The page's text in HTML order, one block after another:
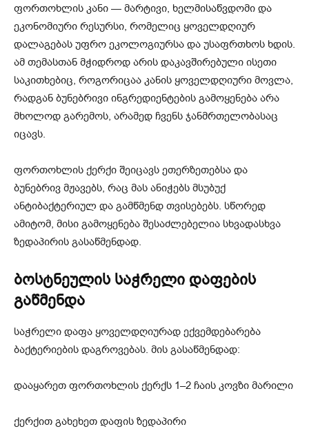
ფორთოხლის კანი — მარტივი, ხელმისაწვდომი და
ეკონომიური რესურსი, რომელიც ყოველდღიურ
დალაგებას უფრო ეკოლოგიურსა და უსაფრთხოს ხდის.
ამ თემასთან მჭიდროდ არის დაკავშირებული ისეთი
საკითხებიც, როგორიცაა კანის ყოველდღიური მოვლა,
რადგან ბუნებრივი ინგრედიენტების გამოყენება არა
მხოლოდ გარემოს, არამედ ჩვენს ჯანმრთელობასაც
იცავს.
ფორთოხლის ქერქი შეიცავს ეთერზეთებსა და
ბუნებრივ მჟავებს, რაც მას ანიჭებს მსუბუქ
ანტიბაქტერიულ და გამწმენდ თვისებებს. სწორედ
ამიტომ, მისი გამოყენება შესაძლებელია სხვადასხვა
ზედაპირის გასაწმენდად.
ბოსტნეულის საჭრელი დაფების
გაწმენდა
საჭრელი დაფა ყოველდღიურად ექვემდებარება
ბაქტერიების დაგროვებას. მის გასაწმენდად:
დააყარეთ ფორთოხლის ქერქს 1–2 ჩაის კოვზი მარილი
ქერქით გახეხეთ დაფის ზედაპირი